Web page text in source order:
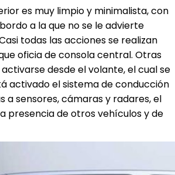
es muy limpio y minimalista, con
a la que no se le advierte
todas las acciones se realizan
oficia de consola central. Otras
desde el volante, el cual se
activado el sistema de conducción
a sensores, cámaras y radares, el
presencia de otros vehículos y de